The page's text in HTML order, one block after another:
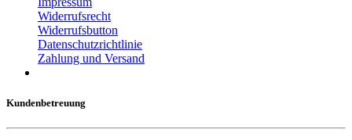
Widerrufsrecht
Widerrufsbutton
Datenschutzrichtlinie
Zahlung und Versand
Kundenbetreuung